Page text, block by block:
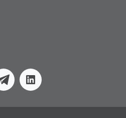
TelegramLinkedin